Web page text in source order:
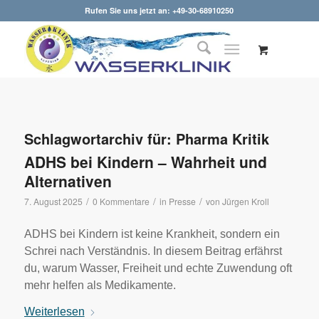
Rufen Sie uns jetzt an: +49-30-68910250
Schlagwortarchiv für: Pharma Kritik
ADHS bei Kindern – Wahrheit und
Alternativen
7. August 2025 / 0 Kommentare / in Presse / von Jürgen Kroll
ADHS bei Kindern ist keine Krankheit, sondern ein
Schrei nach Verständnis. In diesem Beitrag erfährst
du, warum Wasser, Freiheit und echte Zuwendung oft
mehr helfen als Medikamente.
Weiterlesen